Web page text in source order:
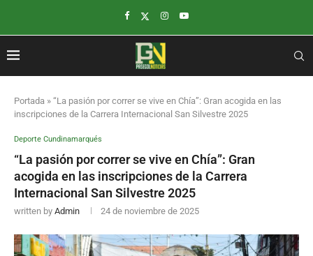
Portada » “La pasión por correr se vive en Chía”: Gran acogida en las
inscripciones de la Carrera Internacional San Silvestre 2025
Deporte Cundinamarqués
“La pasión por correr se vive en Chía”: Gran
acogida en las inscripciones de la Carrera
Internacional San Silvestre 2025
written by Admin 24 de noviembre de 2025